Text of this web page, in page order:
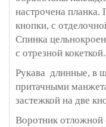
настрочена планка.
кнопки, с
Спинка
с отрезной кокеткой.
Рукава длинные, в
притачными
застежкой на две
Воротник отложной